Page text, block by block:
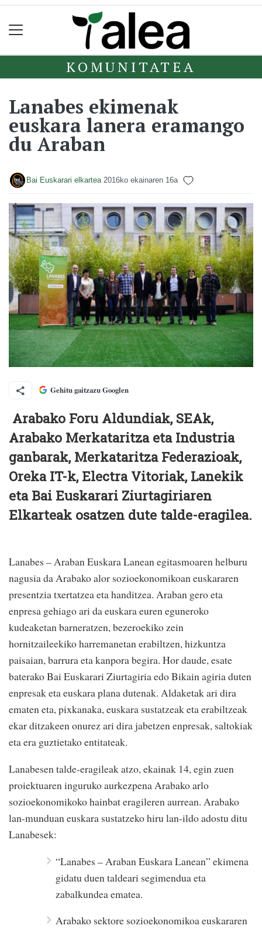
KOMUNITATEA
Lanabes ekimenak
euskara lanera eramango
du Araban
Bai Euskarari elkartea 2016ko ekainaren 16a
Gehitu gaitzazu Googlen
Arabako Foru Aldundiak, SEAk,
Arabako Merkataritza eta Industria
ganbarak, Merkataritza Federazioak,
Oreka IT-k, Electra Vitoriak, Lanekik
eta Bai Euskarari Ziurtagiriaren
Elkarteak osatzen dute talde-eragilea.
Lanabes – Araban Euskara Lanean egitasmoaren helburu
nagusia da Arabako alor sozioekonomikoan euskararen
presentzia txertatzea eta handitzea. Araban gero eta
enpresa gehiago ari da euskara euren eguneroko
kudeaketan barneratzen, bezeroekiko zein
hornitzaileekiko harremanetan erabiltzen, hizkuntza
paisaian, barrura eta kanpora begira. Hor daude, esate
baterako Bai Euskarari Ziurtagiria edo Bikain agiria duten
enpresak eta euskara plana dutenak. Aldaketak ari dira
ematen eta, pixkanaka, euskara sustatzeak eta erabiltzeak
ekar ditzakeen onurez ari dira jabetzen enpresak, saltokiak
eta era guztietako entitateak.
Lanabesen talde-eragileak atzo, ekainak 14, egin zuen
proiektuaren inguruko aurkezpena Arabako arlo
sozioekonomikoko hainbat eragileren aurrean. Arabako
lan-munduan euskara sustatzeko hiru lan-ildo adostu ditu
Lanabesek:
“Lanabes – Araban Euskara Lanean” ekimena
gidatu duen taldeari segimendua eta
zabalkundea ematea.
Arabako sektore sozioekonomikoa euskararen